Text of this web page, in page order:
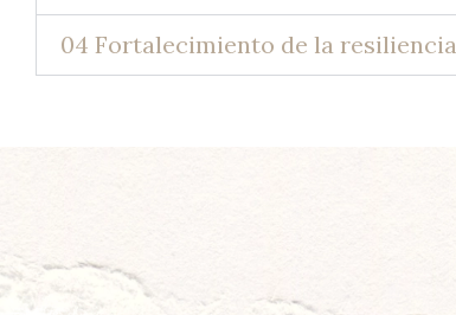
04 Fortalecimiento de la resiliencia